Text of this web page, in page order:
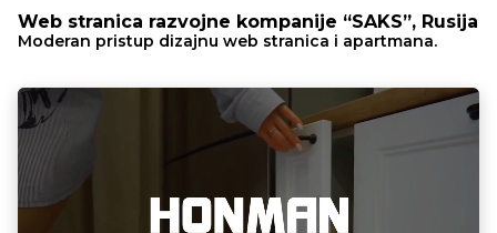
Web stranica razvojne kompanije “SAKS”, Rusija
Moderan pristup dizajnu web stranica i apartmana.